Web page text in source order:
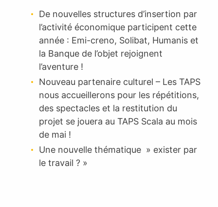
De nouvelles structures d’insertion par
l’activité économique participent cette
année : Emi-creno, Solibat, Humanis et
la Banque de l’objet rejoignent
l’aventure !
Nouveau partenaire culturel – Les TAPS
nous accueillerons pour les répétitions,
des spectacles et la restitution du
projet se jouera au TAPS Scala au mois
de mai !
Une nouvelle thématique » exister par
le travail ? »